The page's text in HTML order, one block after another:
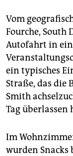
Vom
Fourche, South
Autofahrt in
ein typisches
Straße, das die
Smith
Tag überlassen
Im
wurden Snacks